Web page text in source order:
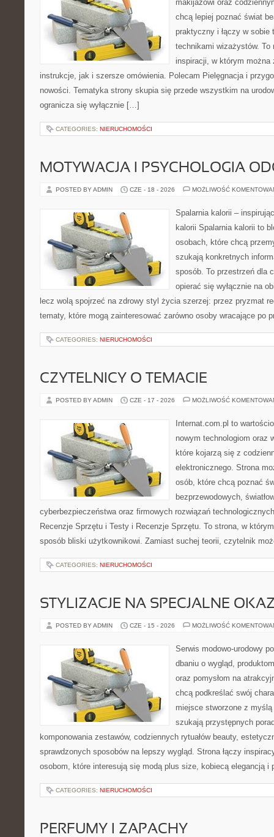
makijażowi oraz
chcą lepiej poznać świat
praktyczny i łączy w sobie
technikami wizażystów. To
inspiracji, w którym można
instrukcje, jak i szersze omówienia. Polecam Pielęgnacja i
nowości. Tematyka strony skupia się przede wszystkim na
ogranicza się wyłącznie […]
CATEGORIES: NIERUCHOMOŚCI
MOTYWACJA I PSYCHOLOGIA
POSTED BY ADMIN CZE - 18 - 2026 MOŻLIWOŚĆ
Spalarnia kalorii –
kalorii Spalarnia kalorii to
osobach, które chcą
szukają konkretnych
sposób. To przestrzeń dla
opierać się wyłącznie na
lecz wolą spojrzeć na zdrowy styl życia szerzej: przez pryzmat
tematy, które mogą zainteresować zarówno osoby wracające po
CATEGORIES: NIERUCHOMOŚCI
CZYTELNICY O TEMACIE
POSTED BY ADMIN CZE - 17 - 2026 MOŻLIWOŚĆ
Internat.com.pl to
nowym technologiom oraz
które kojarzą się z
elektronicznego. Strona
osób, które chcą poznać
bezprzewodowych,
cyberbezpieczeństwa oraz firmowych rozwiązań
Recenzje Sprzętu i Testy i Recenzje Sprzętu. To strona, w
sposób bliski użytkownikowi. Zamiast suchej teorii, czytelnik
CATEGORIES: NIERUCHOMOŚCI
STYLIZACJE NA SPECJALNE
POSTED BY ADMIN CZE - 15 - 2026 MOŻLIWOŚĆ
Serwis modowo-urodowy
dbaniu o wygląd,
oraz pomysłom na
chcą podkreślać swój
miejsce stworzone z
szukają przystępnych
komponowania zestawów, codziennych rytuałów beauty,
sprawdzonych sposobów na lepszy wygląd. Strona łączy
osobom, które interesują się modą plus size, kobiecą elegancją
CATEGORIES: NIERUCHOMOŚCI
PERFUMY I ZAPACHY